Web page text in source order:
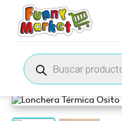
Búsqueda
de
productos